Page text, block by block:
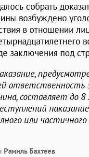
собрать
возбуждено
в отношении
заключения под
ответственность
составляет до
или
Рамиль Бахтеев